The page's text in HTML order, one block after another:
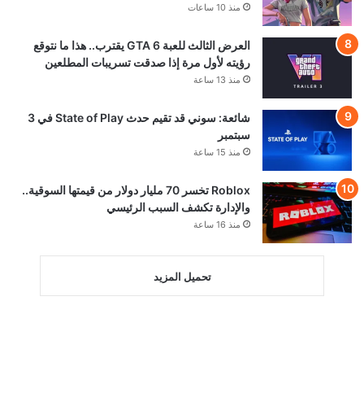
منذ 10 ساعات
العرض الثالث للعبة GTA 6 يقترب.. هذا ما نتوقع
رؤيته لأول مرة إذا صدقت تسريبات المطلعين
منذ 13 ساعة
شائعة: سوني قد تقيم حدث State of Play في 3
سبتمبر
منذ 15 ساعة
Roblox تخسر 70 مليار دولار من قيمتها السوقية..
والإدارة تكشف السبب الرئيسي
منذ 16 ساعة
تحميل المزيد